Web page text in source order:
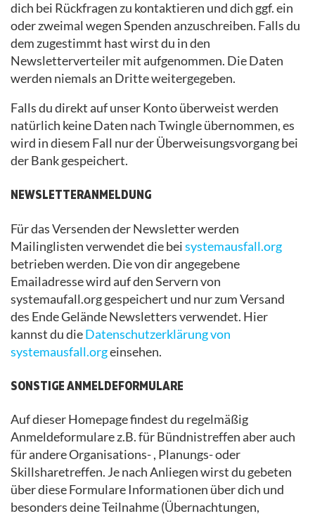
dich bei Rückfragen zu kontaktieren und dich ggf. ein
oder zweimal wegen Spenden anzuschreiben. Falls du
dem zugestimmt hast wirst du in den
Newsletterverteiler mit aufgenommen. Die Daten
werden niemals an Dritte weitergegeben.
Falls du direkt auf unser Konto überweist werden
natürlich keine Daten nach Twingle übernommen, es
wird in diesem Fall nur der Überweisungsvorgang bei
der Bank gespeichert.
NEWSLETTERANMELDUNG
Für das Versenden der Newsletter werden
Mailinglisten verwendet die beisystemausfall.org
betrieben werden. Die von dir angegebene
Emailadresse wird auf den Servern von
systemaufall.org gespeichert und nur zum Versand
des Ende Gelände Newsletters verwendet. Hier
kannst du dieDatenschutzerklärung von
systemausfall.orgeinsehen.
SONSTIGE ANMELDEFORMULARE
Auf dieser Homepage findest du regelmäßig
Anmeldeformulare z.B. für Bündnistreffen aber auch
für andere Organisations- , Planungs- oder
Skillsharetreffen. Je nach Anliegen wirst du gebeten
über diese Formulare Informationen über dich und
besonders deine Teilnahme (Übernachtungen,